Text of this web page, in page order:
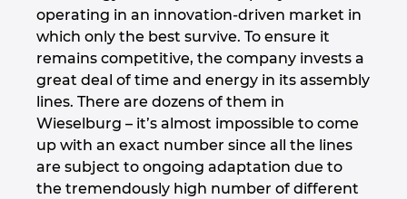
operating in an innovation-driven market in
which only the best survive. To ensure it
remains competitive, the company invests a
great deal of time and energy in its assembly
lines. There are dozens of them in
Wieselburg – it’s almost impossible to come
up with an exact number since all the lines
are subject to ongoing adaptation due to
the tremendously high number of different